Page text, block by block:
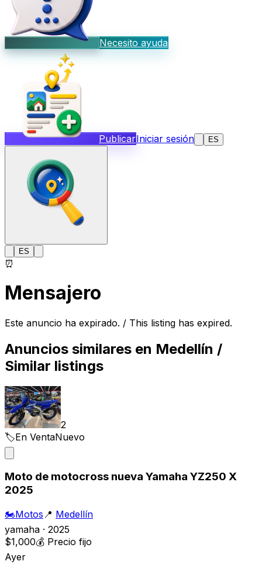
Necesito ayuda
PublicarIniciar sesión ES
ES
⏰
Mensajero
Este anuncio ha expirado. / This listing has expired.
Anuncios similares en Medellín /
Similar listings
2
🏷️En VentaNuevo
Moto de motocross nueva Yamaha YZ250 X
2025
🏍️Motos 📍 Medellín
yamaha · 2025
$1,000💰 Precio fijo
Ayer